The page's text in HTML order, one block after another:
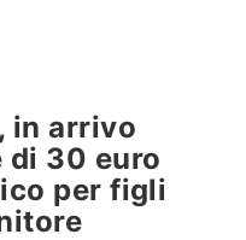
in arrivo
di 30 euro
per figli